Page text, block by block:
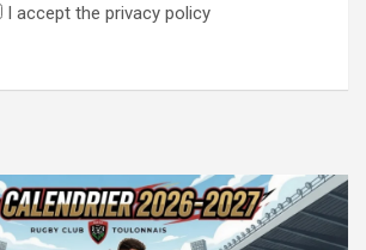
I accept the privacy policy